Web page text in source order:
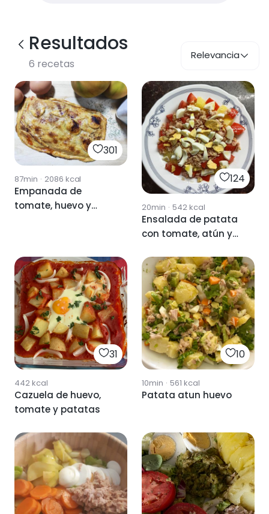
Resultados
6 recetas
Relevancia
301
87min · 2086 kcal
Empanada de
tomate, huevo y
124
20min · 542kcal
Ensalada de patata
con tomate, atún y
31
442kcal
Cazuela de huevo,
tomate y patatas
10
10min · 561 kcal
Patata atun huevo